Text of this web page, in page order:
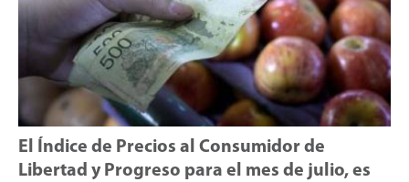
El Índice de Precios al Consumidor de
Libertad y Progreso para el mes de julio, es